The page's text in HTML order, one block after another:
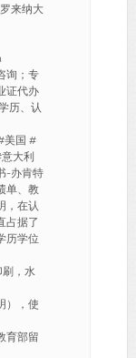
来纳大
询；专
证代办
历、认
美国 #
大利
-办肯特
单、教
，在认
占据了
历学位
刷，水
），使
育部留